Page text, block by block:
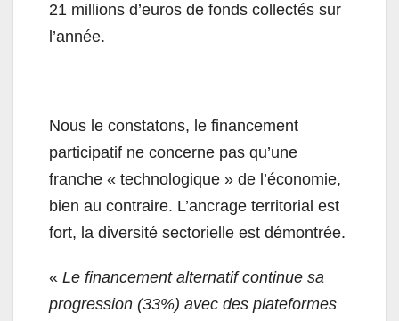
21 millions d’euros de fonds collectés sur
l’année.
Nous le constatons, le financement
participatif ne concerne pas qu’une
franche « technologique » de l’économie,
bien au contraire. L’ancrage territorial est
fort, la diversité sectorielle est démontrée.
« Le financement alternatif continue sa
progression (33%) avec des plateformes